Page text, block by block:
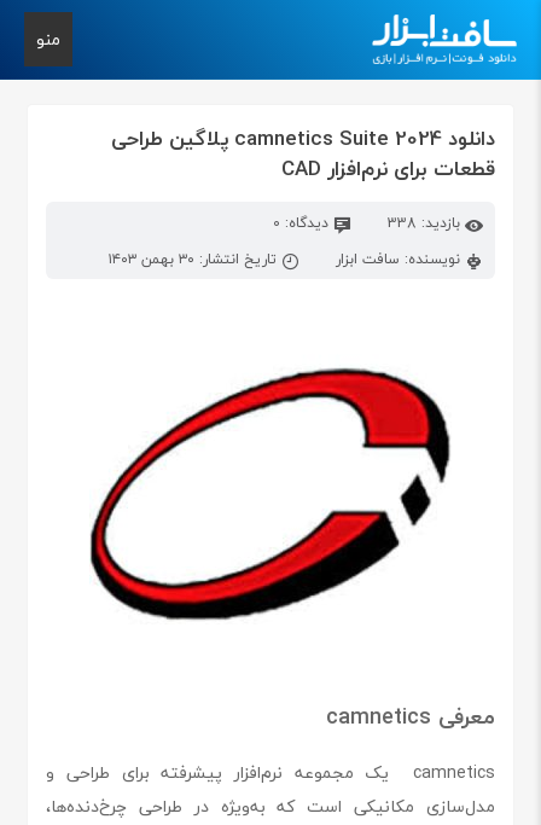
منو
دانلود camnetics Suite 2024 پلاگین طراحی
قطعات برای نرم‌افزار CAD
بازدید: 338
دیدگاه: 0
نویسنده: سافت ابزار
تاریخ انتشار: ۳۰ بهمن ۱۴۰۳
معرفی camnetics
camnetics یک مجموعه نرم‌افزار پیشرفته برای طراحی و
مدل‌سازی مکانیکی است که به‌ویژه در طراحی چرخ‌دنده‌ها،